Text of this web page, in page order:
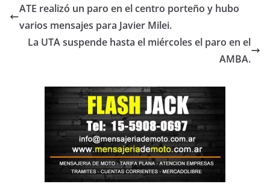
ATE realizó un paro en el centro porteño y hubo
varios mensajes para Javier Milei.
La UTA suspende hasta el miércoles el paro en el
AMBA.